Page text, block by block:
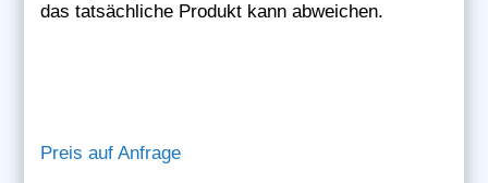
das tatsächliche Produkt kann abweichen.
Preis auf Anfrage